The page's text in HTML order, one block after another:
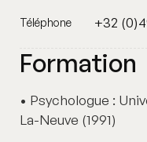
Téléphone +32
Formation
• Psychologue :
La-Neuve (1991)